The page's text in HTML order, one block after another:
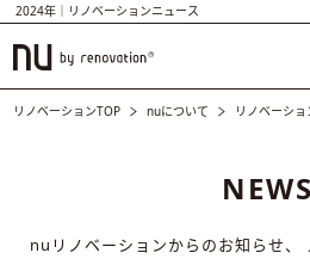
2024年｜リノベーションニュース
リノベーションTOP nuについて リノベーシ
NEWS
nuリノベーションからのお知らせ、